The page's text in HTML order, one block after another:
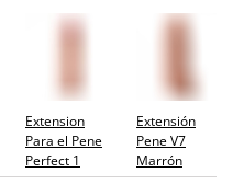
Extension
Para el Pene
Perfect 1
Extensión
Pene V7
Marrón